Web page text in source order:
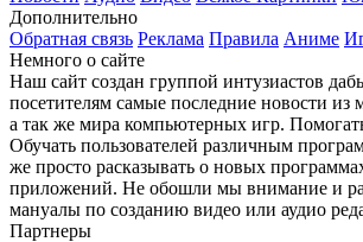
Дополнительно
Обратная связь Реклама Правила Аниме
Немного о сайте
Наш сайт создан группой интузиастов
посетителям самые последние новости из
а так же мира компьютерных игр.
Обучать пользователей различным
же просто расказывать о новых
приложений. Не обошли мы внимание и
мануалы по созданию видео или аудио
Партнеры